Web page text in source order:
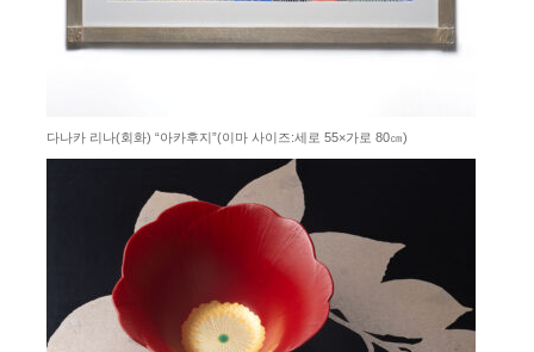
다나카 리나(회화) “아카후지”(이마 사이즈:세로 55×가로 80㎝)